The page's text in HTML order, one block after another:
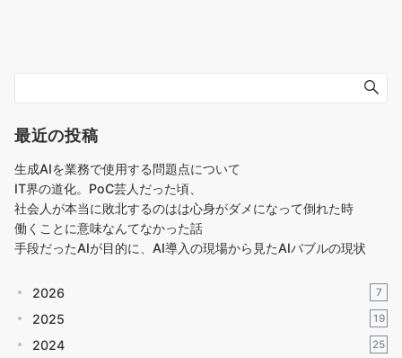
最近の投稿
生成AIを業務で使用する問題点について
IT界の道化。PoC芸人だった頃、
社会人が本当に敗北するのはは心身がダメになって倒れた時
働くことに意味なんてなかった話
手段だったAIが目的に、AI導入の現場から見たAIバブルの現状
2026 7
2025 19
2024 25